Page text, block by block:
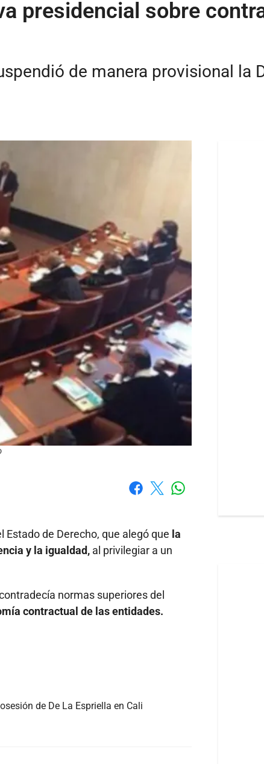
presidencial sobre
de manera provisional la
de Derecho, que alegó que la
y la igualdad, al privilegiar a un
normas superiores del
contractual de las entidades.
de De La Espriella en Cali